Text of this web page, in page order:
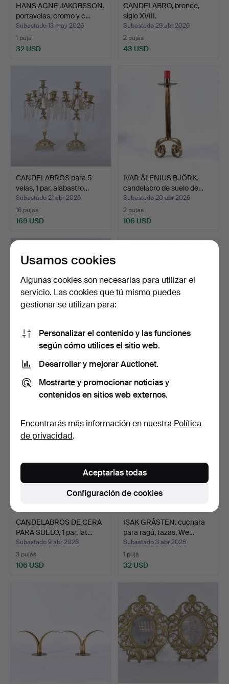
HANS AGNE JAKOBSSON.
portavelas, cromo y c…
Subastado 13 may 2026
1 puja
32 USD
CANDELABRO, bronce,
siglo XVIII.
Subastado 29 abr 2026
2 pujas
43 USD
CANDELABROS para 5
velas, 1 par, alabastro…
Subastado 21 abr 2026
16 pujas
169 USD
IVAR ÅLENIUS BJÖRK.
candelabro de suelo de…
Subastado 20 abr 2026
2 pujas
106 USD
Un par de candelabros de
mineral del siglo…
Subastado 17 abr 2026
1 puja
32 USD
Un par de candelabros de
mesa del siglo XX.
7 pujas
49 USD
CANDELABROS DE CERA
PARA SUELO, 1 par, lat…
Subastado 9 abr 2026
3 pujas
106 USD
ISAK GRÅSTEN. cuchara
para ragú, tazas, We…
Subastado 3 abr 2026
1 puja
32 USD
Usamos cookies
Algunas cookies son necesarias para utilizar el
servicio. Las cookies que tú mismo puedes
gestionar se utilizan para:
Personalizar el contenido y las funciones
según cómo utilices el sitio web.
Desarrollar y mejorar Auctionet.
Mostrarte y promocionar noticias y
contenidos en sitios web externos.
Encontrarás más información en nuestra Política
de privacidad.
Configuración de cookies
Aceptarlas todas